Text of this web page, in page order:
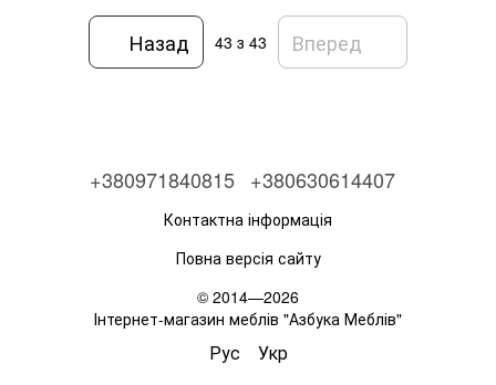
Назад 43 з 43 Вперед
+380971840815 +380630614407
Контактна інформація
Повна версія сайту
© 2014—2026
Інтернет-магазин меблів "Азбука Меблів"
Рус Укр